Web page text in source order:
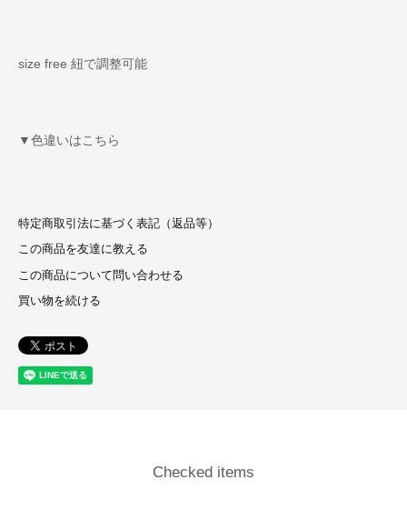
size free 紐で調整可能
▼色違いはこちら
特定商取引法に基づく表記（返品等）
この商品を友達に教える
この商品について問い合わせる
買い物を続ける
Checked items